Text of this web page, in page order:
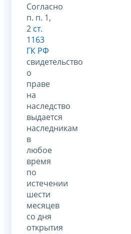
Согласно
п. п. 1,
2 ст.
1163
ГК РФ
свидетельство
о
праве
на
наследство
выдается
наследникам
в
любое
время
по
истечении
шести
месяцев
со дня
открытия